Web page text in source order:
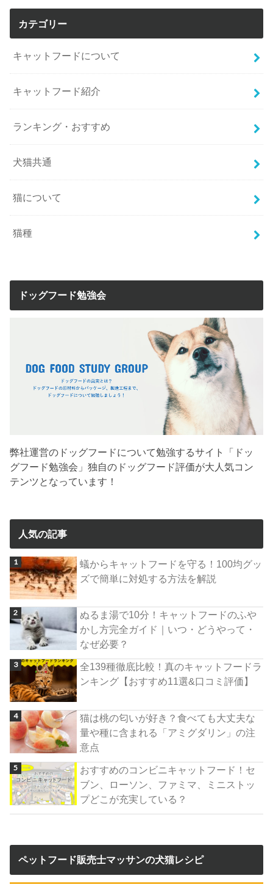
カテゴリー
キャットフードについて
キャットフード紹介
ランキング・おすすめ
犬猫共通
猫について
猫種
ドッグフード勉強会
弊社運営のドッグフードについて勉強するサイト「ドッ
グフード勉強会」独自のドッグフード評価が大人気コン
テンツとなっています！
人気の記事
蟻からキャットフードを守る！100均グッ
ズで簡単に対処する方法を解説
ぬるま湯で10分！キャットフードのふや
かし方完全ガイド｜いつ・どうやって・
なぜ必要？
全139種徹底比較！真のキャットフードラ
ンキング【おすすめ11選&口コミ評価】
猫は桃の匂いが好き？食べても大丈夫な
量や種に含まれる「アミグダリン」の注
意点
おすすめのコンビニキャットフード！セ
ブン、ローソン、ファミマ、ミニストッ
プどこが充実している？
ペットフード販売士マッサンの犬猫レシピ